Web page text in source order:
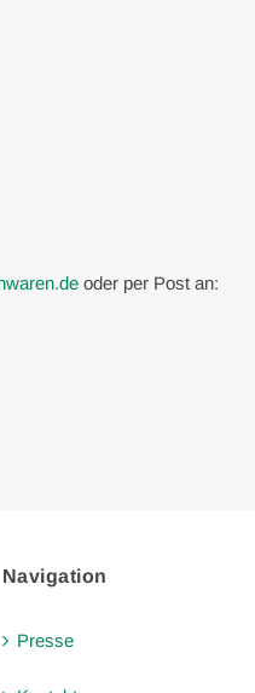
oder per Post an:
Navigation
Presse